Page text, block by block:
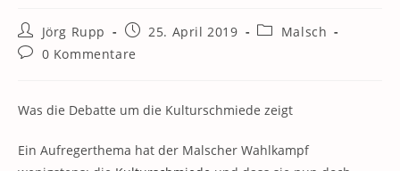
Beitrags-
Autor:
Jörg Rupp
Beitrag25. April 2019
Beitrags-
Malsch
Beitrags-
0 Kommentare
Was die Debatte um die Kulturschmiede zeigt
Ein Aufregerthema hat der Malscher Wahlkampf